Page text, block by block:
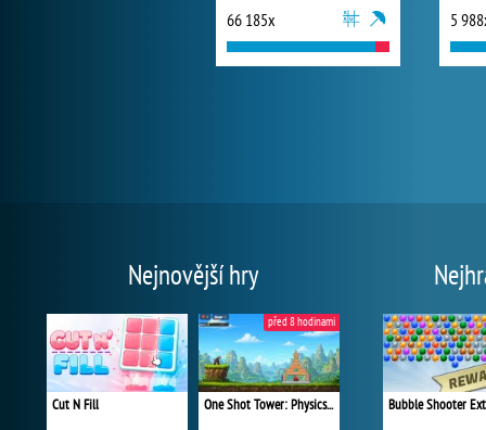
66 185x 5
Nejnovější hry
Cut N Fill One Shot Tower: Physics Destroyer
před 8 hodinami
Bubble Shooter